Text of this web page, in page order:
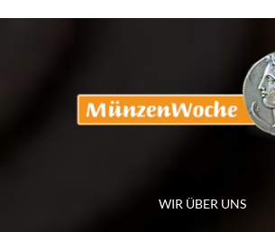
WIR ÜBER UNS